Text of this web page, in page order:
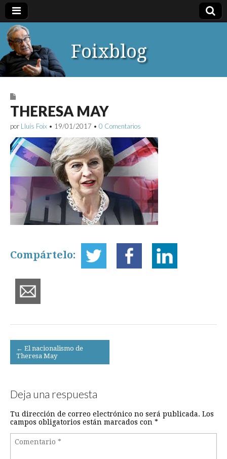
Foixblog
THERESA MAY
por Lluís Foix • 19/01/2017 • 0 Comentarios
Compártelo:
Post
navigation
← El nacionalismo de
Theresa May
Deja una respuesta
Tu dirección de correo electrónico no será publicada. Los
campos obligatorios están marcados con *